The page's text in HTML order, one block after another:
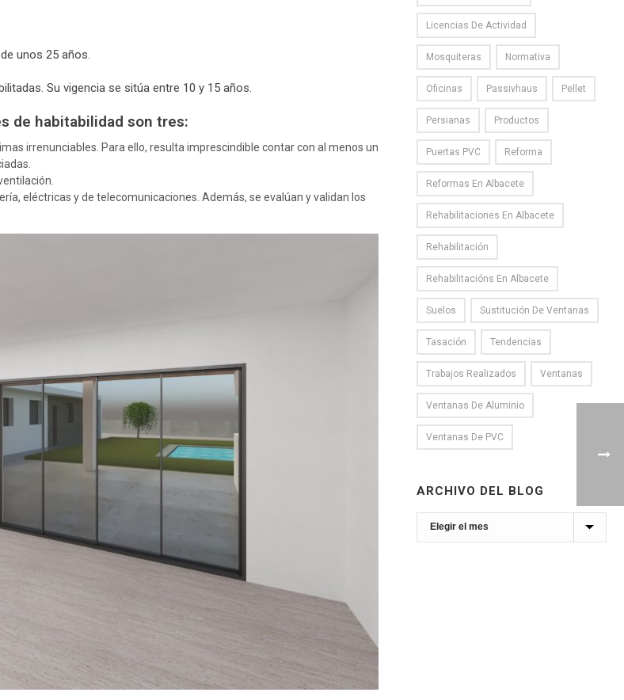
unos 25 años.
Su vigencia se sitúa entre 10 y 15 años.
de habitabilidad son tres:
irrenunciables. Para ello, resulta imprescindible contar con al menos un
eléctricas y de telecomunicaciones. Además, se evalúan y validan los
Licencias De Actividad
Mosquiteras Normativa
Oficinas Passivhaus Pellet
Persianas Productos
Puertas PVC Reforma
Reformas En Albacete
Rehabilitaciones En Albacete
Rehabilitación
Rehabilitacións En Albacete
Suelos Sustitución De Ventanas
Tasación Tendencias
Trabajos Realizados Ventanas
Ventanas De Aluminio
Ventanas De PVC
ARCHIVO DEL BLOG